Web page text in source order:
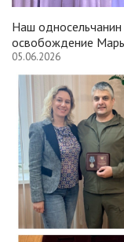
Наш
освобождение
05.06.2026